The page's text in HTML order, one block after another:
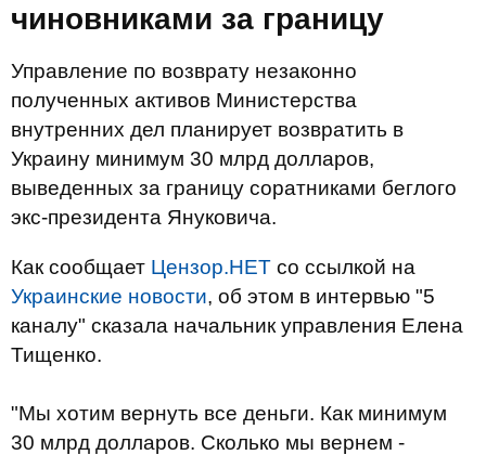
чиновниками за границу
Управление по возврату незаконно
полученных активов Министерства
внутренних дел планирует возвратить в
Украину минимум 30 млрд долларов,
выведенных за границу соратниками беглого
экс-президента Януковича.
Как сообщает Цензор.НЕТ со ссылкой на
Украинские новости, об этом в интервью "5
каналу" сказала начальник управления Елена
Тищенко.
"Мы хотим вернуть все деньги. Как минимум
30 млрд долларов. Сколько мы вернем -